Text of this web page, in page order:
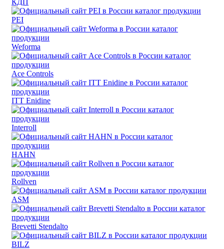
КДП
PEI
Weforma
Ace Controls
ITT Enidine
Interroll
HAHN
Rollven
ASM
Brevetti Stendalto
BILZ